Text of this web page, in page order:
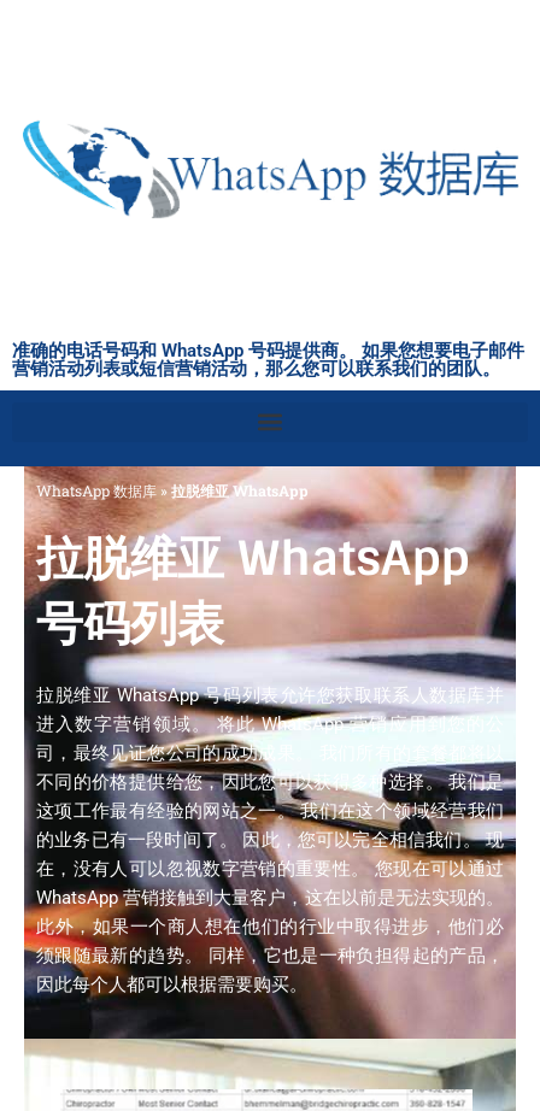
准确的电话号码和 WhatsApp 号码提供商。 如果您想要电子邮件
营销活动列表或短信营销活动，那么您可以联系我们的团队。
WhatsApp 数据库»拉脱维亚 WhatsApp
拉脱维亚 WhatsApp
号码列表
拉脱维亚 WhatsApp 号码列表允许您获取联系人数据库并
进入数字营销领域。 将此 WhatsApp 营销应用到您的公
司，最终见证您公司的成功成果。 我们所有的套餐都将以
不同的价格提供给您，因此您可以获得多种选择。 我们是
这项工作最有经验的网站之一。 我们在这个领域经营我们
的业务已有一段时间了。 因此，您可以完全相信我们。 现
在，没有人可以忽视数字营销的重要性。 您现在可以通过
WhatsApp 营销接触到大量客户，这在以前是无法实现的。
此外，如果一个商人想在他们的行业中取得进步，他们必
须跟随最新的趋势。 同样，它也是一种负担得起的产品，
因此每个人都可以根据需要购买。